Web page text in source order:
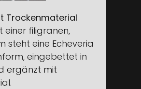
Trockenmaterial
filigranen,
steht eine Echeveria
eingebettet in
ergänzt mit